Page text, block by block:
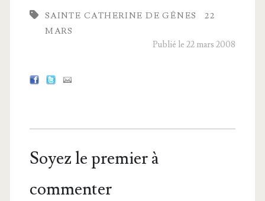
SAINTE CATHERINE DE GÊNES
22
MARS
Publié le 22 mars 2008
Soyez le premier à
commenter